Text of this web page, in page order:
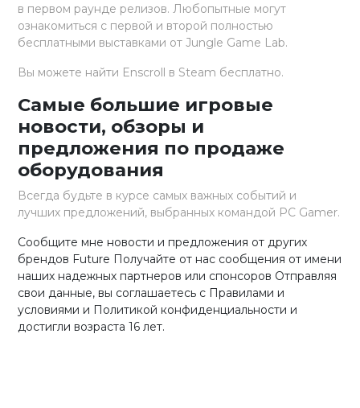
в первом раунде релизов. Любопытные могут
ознакомиться с первой и второй полностью
бесплатными выставками от Jungle Game Lab.
Вы можете найти Enscroll в Steam бесплатно.
Самые большие игровые
новости, обзоры и
предложения по продаже
оборудования
Всегда будьте в курсе самых важных событий и
лучших предложений, выбранных командой PC Gamer.
Сообщите мне новости и предложения от других
брендов Future Получайте от нас сообщения от имени
наших надежных партнеров или спонсоров Отправляя
свои данные, вы соглашаетесь с Правилами и
условиями и Политикой конфиденциальности и
достигли возраста 16 лет.